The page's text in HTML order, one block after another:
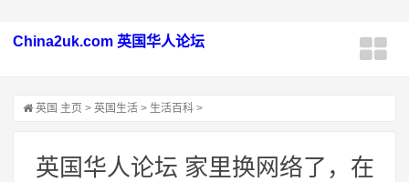
China2uk.com 英国华人论坛
英国 主页 > 英国生活 > 生活百科 >
英国华人论坛 家里换网络了，在